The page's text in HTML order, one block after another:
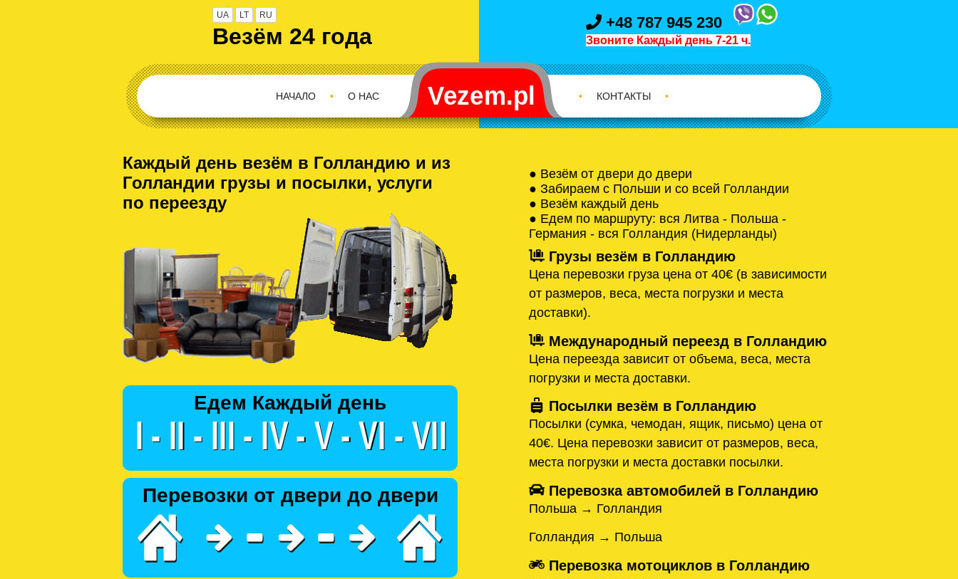
UA LT RU
Везём 24 года
+48 787 945 230
Звоните Каждый день 7-21 ч.
О НАС
•
НАЧАЛО • КОНТАКТЫ •
Каждый день везём в Голландию и из
Голландии грузы и посылки, услуги
по переезду
Едем Каждый день
Перевозки от двери до двери
● Везём от двери до двери
● Забираем с Польши и со всей Голландии
● Везём каждый день
● Едем по маршруту: вся Литва - Польша -
Германия - вся Голландия (Нидерланды)
Грузы везём в Голландию
Цена перевозки груза цена от 40€ (в зависимости
от размеров, веса, места погрузки и места
доставки).
Международный переезд в Голландию
Цена переезда зависит от объема, веса, места
погрузки и места доставки.
Посылки везём в Голландию
Посылки (сумка, чемодан, ящик, письмо) цена от
40€. Цена перевозки зависит от размеров, веса,
места погрузки и места доставки посылки.
Перевозка автомобилей в Голландию
Польша → Голландия
Голландия → Польша
Перевозка мотоциклов в Голландию